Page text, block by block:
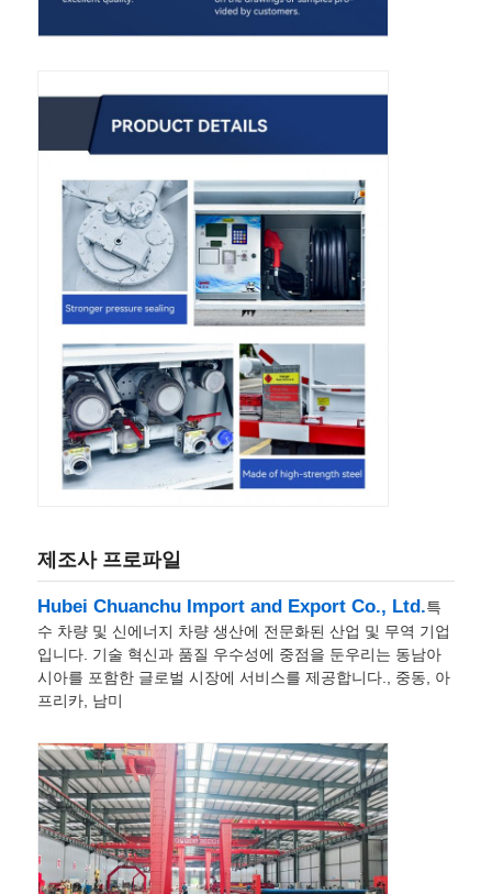
제조사 프로파일
Hubei Chuanchu Import and Export Co., Ltd.특
수 차량 및 신에너지 차량 생산에 전문화된 산업 및 무역 기업
입니다. 기술 혁신과 품질 우수성에 중점을 둔우리는 동남아
시아를 포함한 글로벌 시장에 서비스를 제공합니다., 중동, 아
프리카, 남미